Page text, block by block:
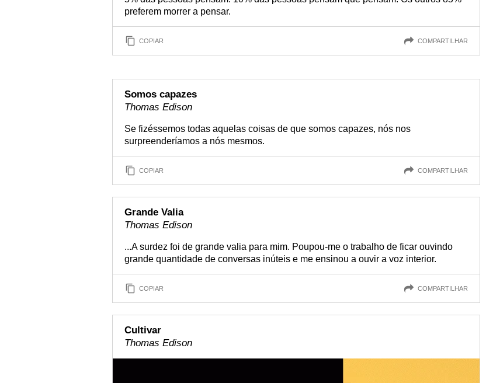
preferem morrer a pensar.
COPIAR COMPARTILHAR
Somos capazes
Thomas Edison
Se fizéssemos todas aquelas coisas de que somos capazes, nós nos
surpreenderíamos a nós mesmos.
COPIAR COMPARTILHAR
Grande Valia
Thomas Edison
...A surdez foi de grande valia para mim. Poupou-me o trabalho de ficar ouvindo
grande quantidade de conversas inúteis e me ensinou a ouvir a voz interior.
COPIAR COMPARTILHAR
Cultivar
Thomas Edison